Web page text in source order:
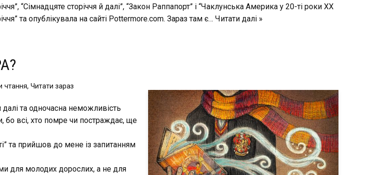
“Сімнадцяте сторіччя й далі”, “Закон Раппапорт” і “Чаклунська Америка у 20-ті роки ХХ
та опублікувала на сайті Pottermore.com. Зараз там є… Читати далі »
чтання, Читати зараз
та одночасна неможливість
бо всі, хто помре чи постраждає, ще
та прийшов до мене із запитанням
для молодих дорослих, а не для